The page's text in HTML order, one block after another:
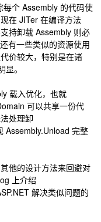
个 Assembly 的代码使
在 JITer 在编译方法
持卸载 Assembly 则必
有一些类似的资源使用
价较大，特别是在诸
。
载入优化，也就
可以共享一份代
处理卸
Assembly.Unload 完整
他的设计方法来回避对
上介绍
解决类似问题的